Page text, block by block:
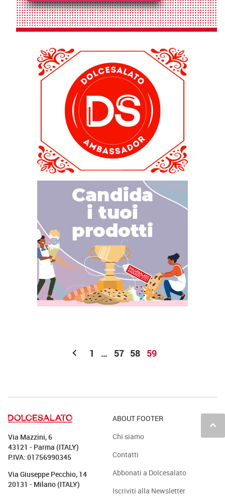
chevron_left 1 … 57 58 59
keyboard_arrow_up
Via Mazzini, 6
43121 - Parma (ITALY)
P.IVA: 01756990345
Via Giuseppe Pecchio, 14
20131 - Milano (ITALY)
ABOUT FOOTER
Chi siamo
Contatti
Abbonati a Dolcesalato
Iscriviti alla Newsletter